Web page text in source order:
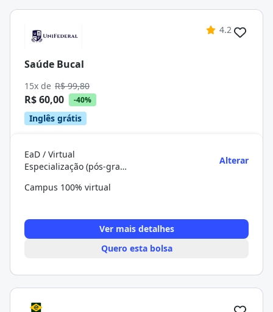
4.2
Saúde Bucal
15x de R$ 99,80
R$ 60,00 -40%
Inglês grátis
EaD / Virtual
Especialização (pós-graduação)
Alterar
Campus 100% virtual
Ver mais detalhes
Quero esta bolsa